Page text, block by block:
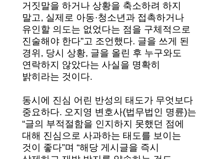
거짓말을 하거나 상황을 축소하려 하지
말고, 실제로 아동·청소년과 접촉하거나
유인할 의도는 없었다는 점을 구체적으로
진술해야 한다”고 조언했다. 글을 쓰게 된
경위, 당시 상황, 글을 올린 후 누구와도
연락하지 않았다는 사실을 명확히
밝히라는 것이다.
동시에 진심 어린 반성의 태도가 무엇보다
중요하다. 오지영 변호사(법무법인 명륜)는
“글의 부적절함을 인지하지 못했던 점에
대해 진심으로 사과하는 태도를 보이는
것이 좋다”며 “해당 게시글을 즉시